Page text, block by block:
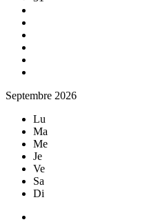
Septembre 2026
Lu
Ma
Me
Je
Ve
Sa
Di